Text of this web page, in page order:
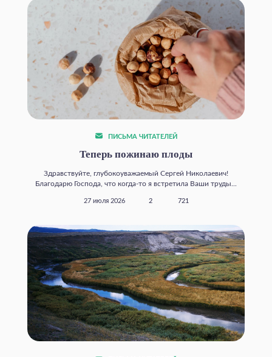
ПИСЬМА ЧИТАТЕЛЕЙ
Теперь пожинаю плоды
Здравствуйте, глубокоуважаемый Сергей Николаевич!
Благодарю Господа, что когда‑то я встретила Ваши труды...
27 июля 2026 2 721